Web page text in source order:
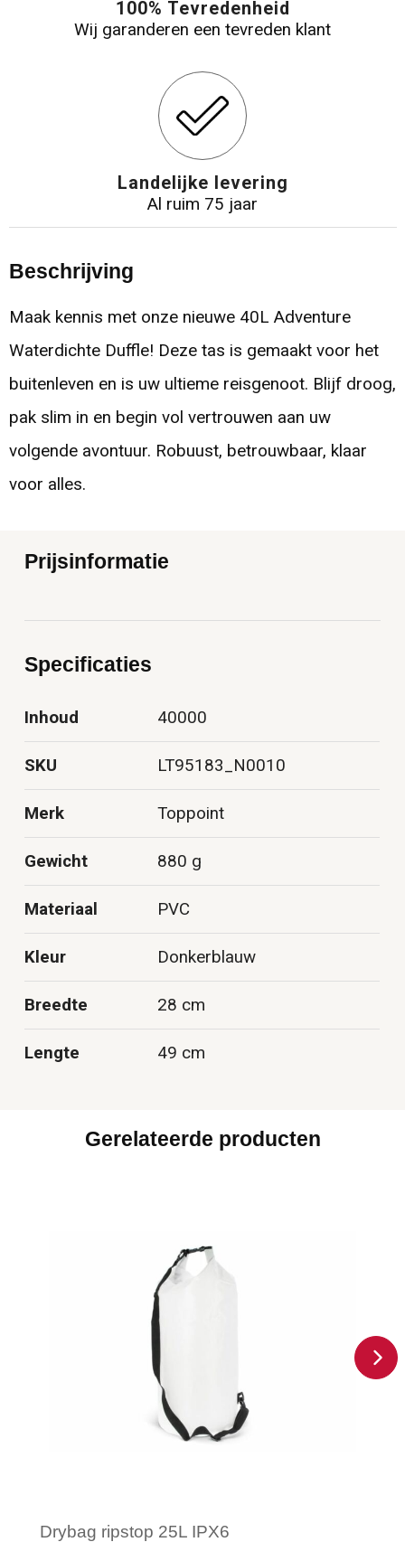
100% Tevredenheid
Wij garanderen een tevreden klant
Landelijke levering
Al ruim 75 jaar
Beschrijving
Maak kennis met onze nieuwe 40L Adventure
Waterdichte Duffle! Deze tas is gemaakt voor het
buitenleven en is uw ultieme reisgenoot. Blijf droog,
pak slim in en begin vol vertrouwen aan uw
volgende avontuur. Robuust, betrouwbaar, klaar
voor alles.
Prijsinformatie
Specificaties
Inhoud 40000
SKU LT95183_N0010
Merk Toppoint
Gewicht 880 g
Materiaal PVC
Kleur Donkerblauw
Breedte 28 cm
Lengte 49 cm
Gerelateerde producten
Drybag ripstop 25L IPX6